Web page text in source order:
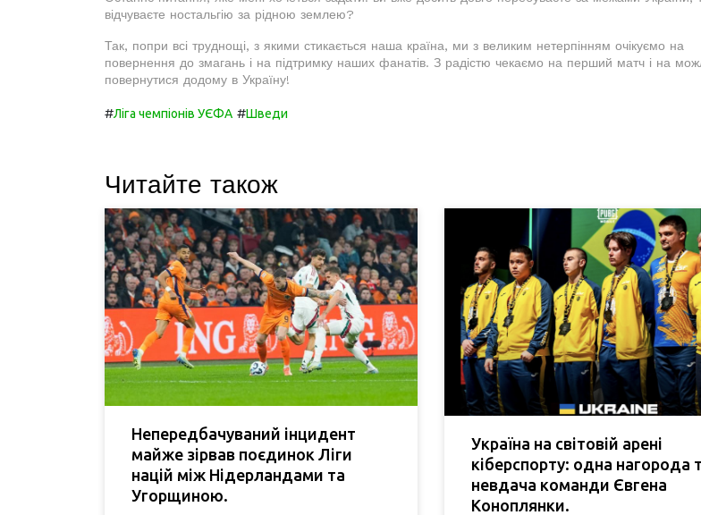
відчуваєте ностальгію за рідною землею?
Так, попри всі труднощі, з якими стикається наша країна, ми з великим нетерпінням очікуємо на
повернення до змагань і на підтримку наших фанатів. З радістю чекаємо на перший матч і на
повернутися додому в Україну!
#Ліга чемпіонів УЄФА #Шведи
Читайте також
Непередбачуваний інцидент
майже зірвав поєдинок Ліги
націй між Нідерландами та
Угорщиною.
Україна на світовій арені
кіберспорту: одна нагорода
невдача команди Євгена
Коноплянки.